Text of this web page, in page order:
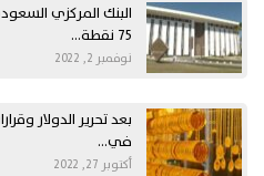
البنك المركزي
75 نقطة…
نوفمبر 2, 2022
بعد تحرير الدولار
في…
أكتوبر 27, 2022